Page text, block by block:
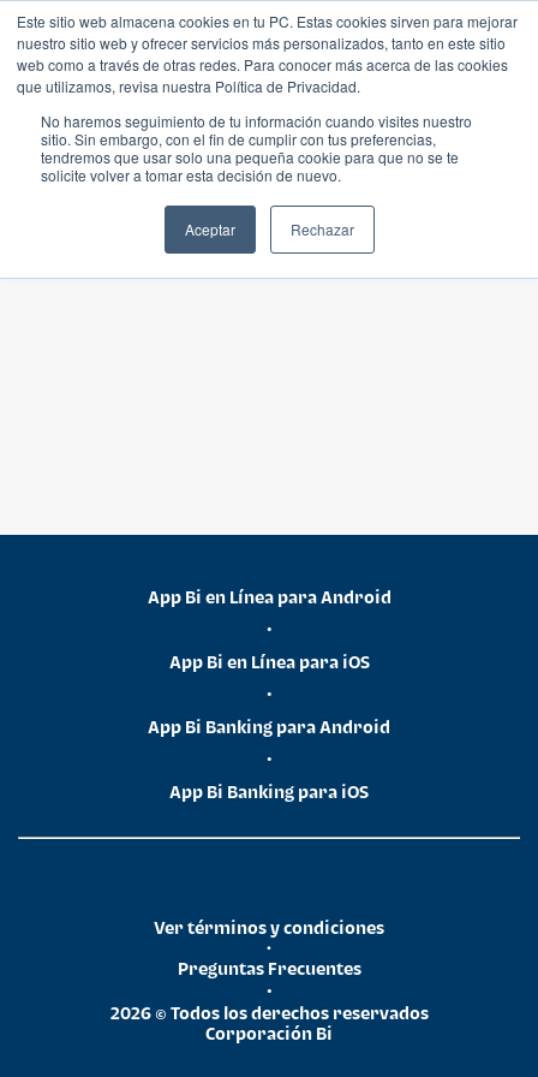
Este sitio web almacena cookies en tu PC. Estas cookies sirven para mejorar
nuestro sitio web y ofrecer servicios más personalizados, tanto en este sitio
web como a través de otras redes. Para conocer más acerca de las cookies
que utilizamos, revisa nuestra Política de Privacidad.
No haremos seguimiento de tu información cuando visites nuestro
sitio. Sin embargo, con el fin de cumplir con tus preferencias,
tendremos que usar solo una pequeña cookie para que no se te
solicite volver a tomar esta decisión de nuevo.
Aceptar Rechazar
App Bi en Línea para Android
•
App Bi en Línea para iOS
•
App Bi Banking para Android
•
App Bi Banking para iOS
2026 © Todos los derechos reservados
Corporación Bi
•
Preguntas Frecuentes
•
Ver términos y condiciones